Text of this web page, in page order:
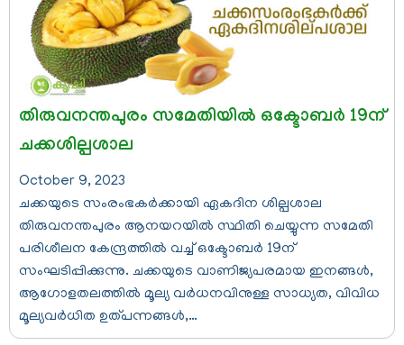
തിരുവനന്തപുരം സമേതിയില്‍ ഒക്ടോബര്‍ 19ന്
ചക്കശില്പശാല
October 9, 2023
ചക്കയുടെ സംരംഭകര്‍ക്കായി ഏകദിന ശില്പശാല
തിരുവനന്തപുരം ആനയറയില്‍ സ്ഥിതി ചെയ്യുന്ന സമേതി
പരിശീലന കേന്ദ്രത്തില്‍ വച്ച് ഒക്ടോബര്‍ 19ന്
സംഘടിപ്പിക്കുന്നു. ചക്കയുടെ വാണിജ്യപരമായ ഇനങ്ങള്‍,
ആഗോളതലത്തില്‍ മൂല്യ വര്‍ധനവിനുള്ള സാധ്യത, വിവിധ
മൂല്യവര്‍ധിത ഉത്പന്നങ്ങള്‍,…